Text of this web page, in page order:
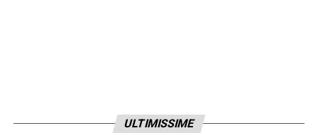
ULTIMISSIME